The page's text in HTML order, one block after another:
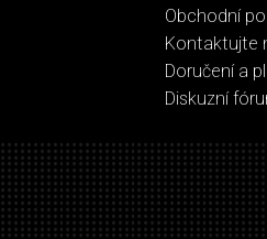
Obchodní
Kontaktujte
Doručení a
Diskuzní